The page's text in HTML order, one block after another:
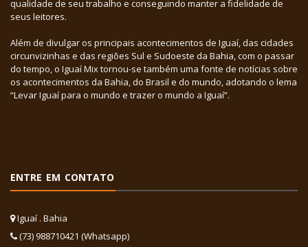
qualidade de seu trabalho e conseguindo manter a fidelidade de
seus leitores.
Além de divulgar os principais acontecimentos de Iguaí, das cidades
circunvizinhas e das regiões Sul e Sudoeste da Bahia, com o passar
do tempo, o Iguaí Mix tornou-se também uma fonte de notícias sobre
os acontecimentos da Bahia, do Brasil e do mundo, adotando o lema
“Levar Iguaí para o mundo e trazer o mundo a Iguaí”.
ENTRE EM CONTATO
Iguaí . Bahia
(73) 988710421 (Whatsapp)